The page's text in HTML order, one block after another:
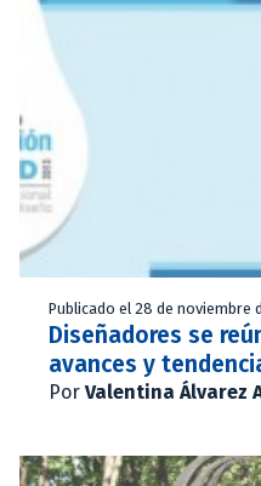
Publicado el 28 de noviembre
Diseñadores se
avances y
Por Valentina Álvarez